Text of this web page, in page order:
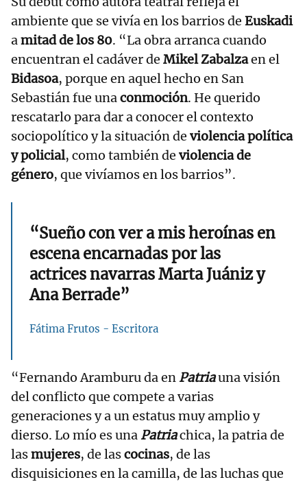
ambiente que se vivía en los barrios de Euskadi
amitad de los 80. “La obra arranca cuando
encuentran el cadáver de Mikel Zabalzaen el
Bidasoa, porque en aquel hecho en San
Sebastián fue unaconmoción. He querido
rescatarlo para dar a conocer el contexto
sociopolítico y la situación de violencia política
y policial, como también de violencia de
género, que vivíamos en los barrios”.
“Sueño con ver a mis heroínas en
escena encarnadas por las
actrices navarras Marta Juániz y
Ana Berrade”
Fátima Frutos - Escritora
“Fernando Aramburu da enPatriauna visión
del conflicto que compete a varias
generaciones y a un estatus muy amplio y
dierso. Lo mío es unaPatriachica, la patria de
lasmujeres, de lascocinas, de las
disquisiciones en la camilla, de las luchas que